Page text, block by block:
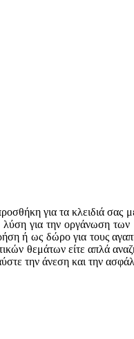
για τα κλειδιά
για την οργάνωση των
ή ως δώρο για τους
θεμάτων είτε απλά
την άνεση και την